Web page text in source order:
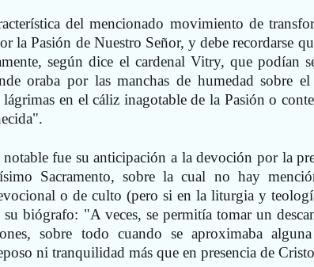
del mencionado movimiento de
la Pasión de Nuestro Señor, y debe recordarse
según dice el cardenal Vitry, que podían
oraba por las manchas de humedad sobre
lágrimas en el cáliz inagotable de la Pasión o
fue su anticipación a la devoción por la
Sacramento, sobre la cual no hay
o de culto (pero si en la liturgia y
biógrafo: "A veces, se permitía tomar un
sobre todo cuando se aproximaba
ni tranquilidad más que en presencia de